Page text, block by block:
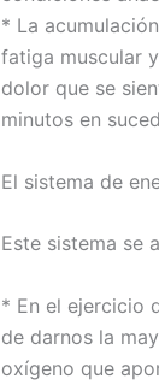
* La
fatiga muscular
dolor que se
minutos en
El sistema de
Este sistema se
* En el ejercicio
de darnos la
oxígeno que